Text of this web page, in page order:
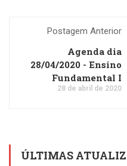
Postagem Anterior
Agenda dia
28/04/2020 - Ensino
Fundamental I
28 de abril de 2020
ÚLTIMAS